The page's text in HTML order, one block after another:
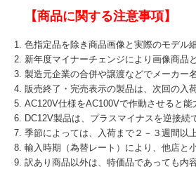
【商品に関する注意事項】
色指定品を除き商品画像と実際のモデル
新年度マイナーチェンジにより画像商品
製造元企業の合併や譲渡などでメーカー
販売終了・完売表示の製品は、次回の入
AC120V仕様をAC100Vで作動させると
DC12V製品は、プラスマイナスを逆接
季節によっては、入荷まで２－３週間以
輸入時期（為替レート）により、他店と
訳あり商品以外は、特価品であっても内